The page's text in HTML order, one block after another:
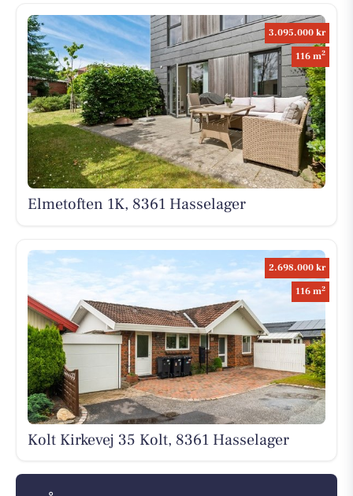
3.095.000 kr
116 m2
Elmetoften 1K, 8361 Hasselager
2.698.000 kr
116 m2
Kolt Kirkevej 35 Kolt, 8361 Hasselager